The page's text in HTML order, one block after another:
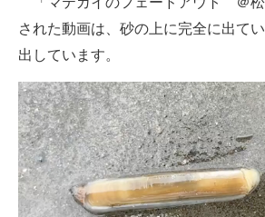
エネルギーの専門メディア
建設×テクノロジーの最前線
ちょっと気になるネットの話題
された動画は、砂の上に完全に出て
出しています。